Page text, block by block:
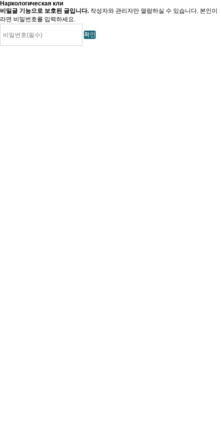
Наркологическая кли
비밀글 기능으로 보호된 글입니다. 작성자와 관리자만 열람하실 수 있습니다. 본인이
라면 비밀번호를 입력하세요.